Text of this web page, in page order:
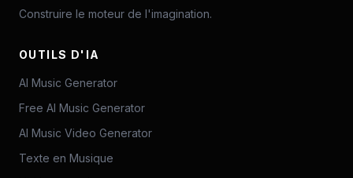
Construire le moteur de l'imagination.
OUTILS D'IA
AI Music Generator
Free AI Music Generator
AI Music Video Generator
Texte en Musique